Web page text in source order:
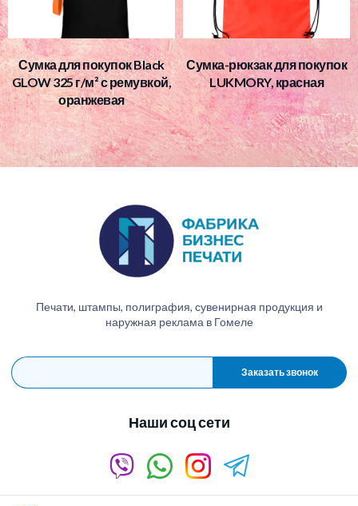
Сумка для покупок Black
GLOW 325 г/м² с ремувкой,
оранжевая
Сумка-рюкзак для покупок
LUKMORY, красная
Печати, штампы, полиграфия, сувенирная продукция и
наружная реклама в Гомеле
Заказать звонок
Наши соц сети